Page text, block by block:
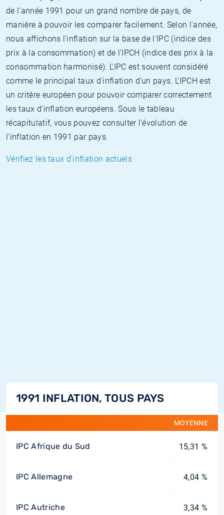
de l'année 1991 pour un grand nombre de pays, de
manière à pouvoir les comparer facilement. Selon l'année,
nous affichons l'inflation sur la base de l'IPC (indice des
prix à la consommation) et de l'IPCH (indice des prix à la
consommation harmonisé). L'IPC est souvent considéré
comme le principal taux d'inflation d'un pays. L'IPCH est
un critère européen pour pouvoir comparer correctement
les taux d'inflation européens. Sous le tableau
récapitulatif, vous pouvez consulter l'évolution de
l'inflation en 1991 par pays.
Vérifiez les taux d'inflation actuels
1991 INFLATION, TOUS PAYS
MOYENNE
IPC Afrique du Sud 15,31 %
IPC Allemagne 4,04 %
IPC Autriche 3,34 %